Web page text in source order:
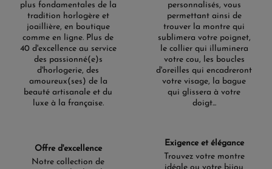
plus fondamentales de la
tradition horlogère et
joaillière, en boutique
comme en ligne. Plus de
40 d'excellence au service
des passionné(e)s
d'horlogerie, des
amoureux(ses) de la
beauté artisanale et du
luxe à la française.
personnalisés, vous
permettant ainsi de
trouver la montre qui
sublimera votre poignet,
le collier qui illuminera
votre cou, les boucles
d'oreilles qui encadreront
votre visage, la bague
qui glissera à votre
doigt...
Offre d'excellence
Notre collection de
Exigence et élégance
Trouvez votre montre